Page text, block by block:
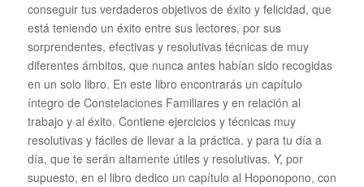
conseguir tus verdaderos objetivos de éxito y felicidad, que
está teniendo un éxito entre sus lectores, por sus
sorprendentes, efectivas y resolutivas técnicas de muy
diferentes ámbitos, que nunca antes habían sido recogidas
en un solo libro. En este libro encontrarás un capítulo
íntegro de Constelaciones Familiares y en relación al
trabajo y al éxito. Contiene ejercicios y técnicas muy
resolutivas y fáciles de llevar a la práctica. y para tu día a
día, que te serán altamente útiles y resolutivas. Y, por
supuesto, en el libro dedico un capítulo al Hoponopono, con